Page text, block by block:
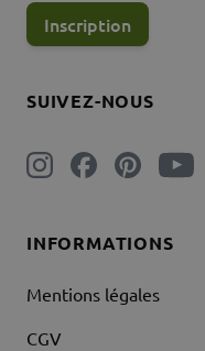
INFORMATIONS
Mentions légales
CGV
SUIVEZ-NOUS
Inscription